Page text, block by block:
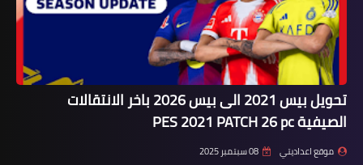
تحويل بيس 2021 الى بيس 2026 باخر الانتقالات
الصيفية PES 2021 PATCH 26 pc
موقع اعداديتي 08 سبتمبر 2025